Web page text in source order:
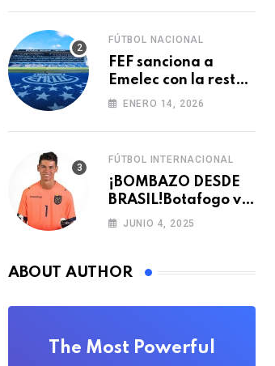
FÚTBOL NACIONAL
FEF sanciona a
Emelec con la resta
de tres puntos para
ENERO 14, 2026
FÚTBOL INTERNACIONAL
¡BOMBAZO DESDE
BRASIL!Botafogo va
con TODO por el
JUNIO 4, 2025
ABOUT AUTHOR
The Most Powerful